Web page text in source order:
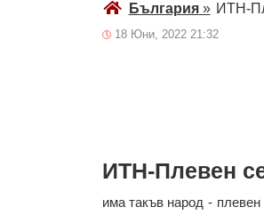
България» ИТН-
18 Юни, 2022 21:32
ИТН-Плевен
има такъв народ - плевен